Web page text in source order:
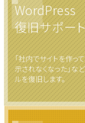
WordPress
復旧サポート
「社内でサイトを作っ
示されなくなった」な
ルを復旧します。